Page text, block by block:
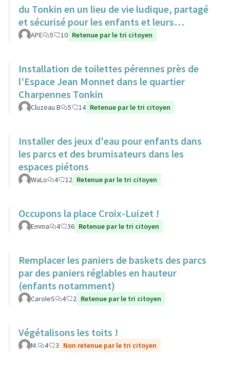
du Tonkin en un lieu de vie ludique, partagé
et sécurisé pour les enfants et leurs
familles.
APE 5 10 Retenue par le tri citoyen
Installation de toilettes pérennes près de
l'Espace Jean Monnet dans le quartier
Charpennes Tonkin
Cluzeau B 5 14 Retenue par le tri citoyen
Installer des jeux d'eau pour enfants dans
les parcs et des brumisateurs dans les
espaces piétons
WaLo 4 12 Retenue par le tri citoyen
Occupons la place Croix-Luizet !
Emma 4 36 Retenue par le tri citoyen
Remplacer les paniers de baskets des parcs
par des paniers réglables en hauteur
(enfants notamment)
CaroleS 4 2 Retenue par le tri citoyen
Végétalisons les toits !
M. 4 3 Non retenue par le tri citoyen